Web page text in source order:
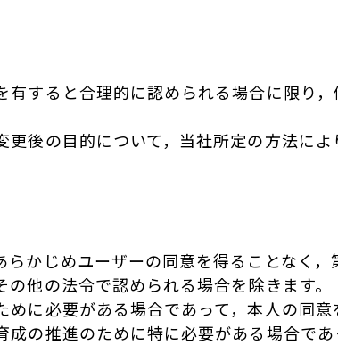
すると合理的に認められる場合に限り
後の目的について，当社所定の方法に
かじめユーザーの同意を得ることなく
他の法令で認められる場合を除きます。
に必要がある場合であって，本人の同
の推進のために特に必要がある場合で